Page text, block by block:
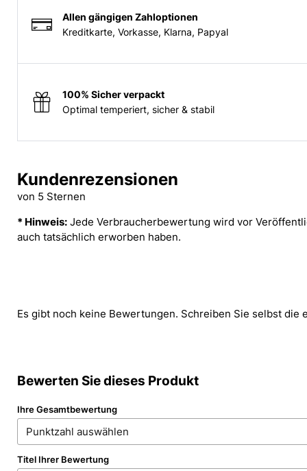
Allen gängigen Zahloptionen
Kreditkarte, Vorkasse, Klarna, Papyal
100% Sicher verpackt
Optimal temperiert, sicher & stabil
Kundenrezensionen
von 5 Sternen
* Hinweis: Jede Verbraucherbewertung wird vor
auch tatsächlich erworben haben.
Es gibt noch keine Bewertungen. Schreiben Sie selbst die
Bewerten Sie dieses Produkt
Ihre Gesamtbewertung
Titel Ihrer Bewertung